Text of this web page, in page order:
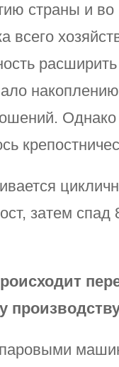
страны и
всего
затем спад
паровыми